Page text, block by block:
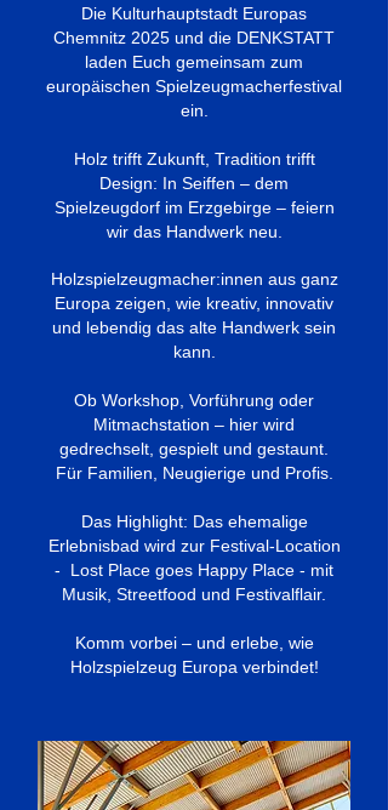
Die Kulturhauptstadt Europas
Chemnitz 2025 und die DENKSTATT
laden Euch gemeinsam zum
europäischen Spielzeugmacherfestival
ein.
Holz trifft Zukunft, Tradition trifft
Design: In Seiffen – dem
Spielzeugdorf im Erzgebirge – feiern
wir das Handwerk neu.
Holzspielzeugmacher:innen aus ganz
Europa zeigen, wie kreativ, innovativ
und lebendig das alte Handwerk sein
kann.
Ob Workshop, Vorführung oder
Mitmachstation – hier wird
gedrechselt, gespielt und gestaunt.
Für Familien, Neugierige und Profis.
Das Highlight: Das ehemalige
Erlebnisbad wird zur Festival-Location
- Lost Place goes Happy Place - mit
Musik, Streetfood und Festivalflair.
Komm vorbei – und erlebe, wie
Holzspielzeug Europa verbindet!